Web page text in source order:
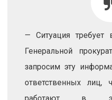
— Ситуация требует
Генеральной
запросим эту
ответственных лиц,
работают в